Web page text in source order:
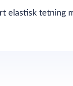
elastisk tetning